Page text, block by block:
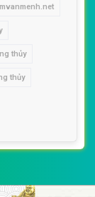
thủy
thủy